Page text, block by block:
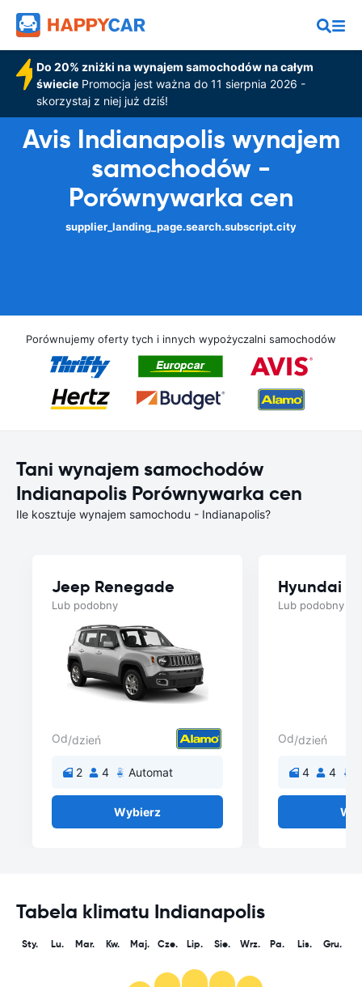
Do 20% zniżki na wynajem samochodów na całym
świeciePromocja jest ważna do 11 sierpnia 2026 -
skorzystaj z niej już dziś!
Avis Indianapolis wynajem
samochodów -
Porównywarka cen
supplier_landing_page.search.subscript.city
Porównujemy oferty tych i innych wypożyczalni samochodów
Tani wynajem samochodów
Indianapolis Porównywarka cen
Ile kosztuje wynajem samochodu - Indianapolis?
Jeep Renegade
Lub podobny
Od/dzień
2 4 Automat
Wybierz
Hyundai
Lub podobny
Od/dzień
4 4
Tabela klimatu Indianapolis
Sty. Lu. Mar. Kw. Maj. Cze. Lip. Sie. Wrz. Pa. Lis. Gru.